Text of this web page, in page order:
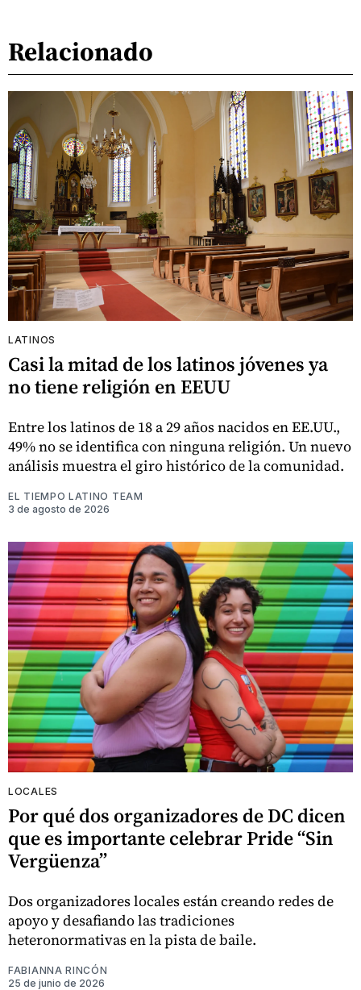
Relacionado
LATINOS
Casi la mitad de los latinos jóvenes ya
no tiene religión en EEUU
Entre los latinos de 18 a 29 años nacidos en EE.UU.,
49% no se identifica con ninguna religión. Un nuevo
análisis muestra el giro histórico de la comunidad.
EL TIEMPO LATINO TEAM
3 de agosto de 2026
LOCALES
Por qué dos organizadores de DC dicen
que es importante celebrar Pride “Sin
Vergüenza”
Dos organizadores locales están creando redes de
apoyo y desafiando las tradiciones
heteronormativas en la pista de baile.
FABIANNA RINCÓN
25 de junio de 2026